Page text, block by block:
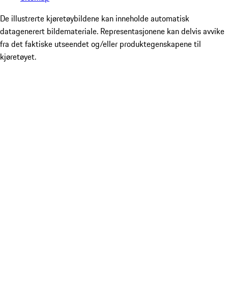
De illustrerte kjøretøybildene kan inneholde automatisk
datagenerert bildemateriale. Representasjonene kan delvis avvike
fra det faktiske utseendet og/eller produktegenskapene til
kjøretøyet.